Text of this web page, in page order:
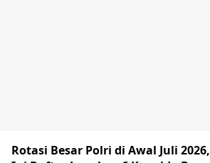
Rotasi Besar Polri di Awal Juli 2026,